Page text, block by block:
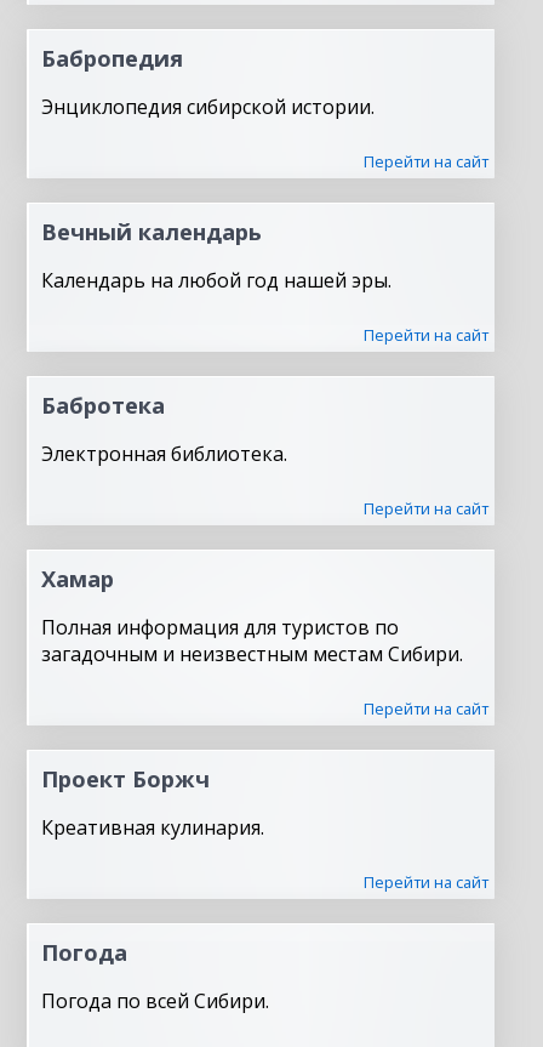
Бабропедия
Энциклопедия сибирской истории.
Перейти на сайт
Вечный календарь
Календарь на любой год нашей эры.
Перейти на сайт
Бабротека
Электронная библиотека.
Перейти на сайт
Хамар
Полная информация для туристов по
загадочным и неизвестным местам Сибири.
Перейти на сайт
Проект Боржч
Креативная кулинария.
Перейти на сайт
Погода
Погода по всей Сибири.